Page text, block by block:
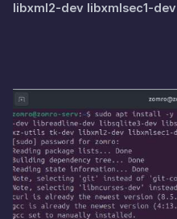
libxml2-dev libxmlsec1-